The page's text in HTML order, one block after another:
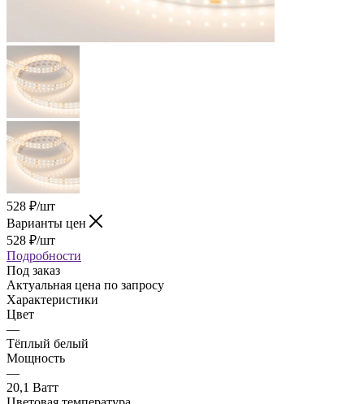
528 ₽/шт
Варианты цен
528 ₽/шт
Подробности
Под заказ
Актуальная цена по запросу
Характеристики
Цвет
—
Тёплый белый
Мощность
—
20,1 Ватт